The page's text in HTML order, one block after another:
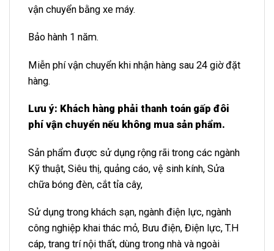
vận chuyển bằng xe máy.
Bảo hành 1 năm.
Miễn phí vận chuyển khi nhận hàng sau 24 giờ đặt
hàng.
Lưu ý: Khách hàng phải thanh toán gấp đôi
phí vận chuyển nếu không mua sản phẩm.
Sản phẩm được sử dụng rộng rãi trong các ngành
Kỹ thuật, Siêu thị, quảng cáo, vệ sinh kính, Sửa
chữa bóng đèn, cắt tỉa cây,
Sử dụng trong khách sạn, ngành điện lực, ngành
công nghiệp khai thác mỏ, Bưu điện, Điện lực, T.H
cáp, trang trí nội thất, dùng trong nhà và ngoài